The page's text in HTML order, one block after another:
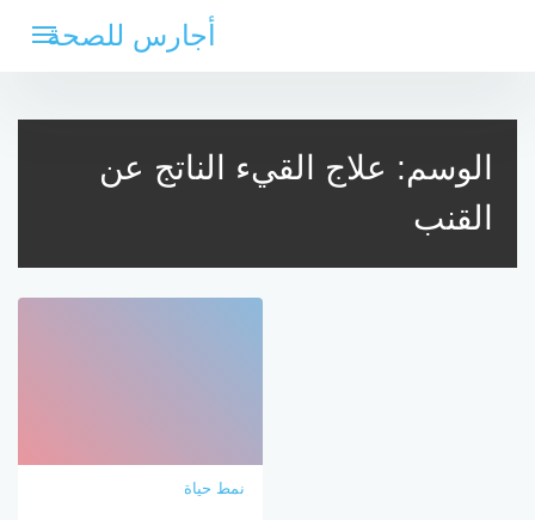
أجارس للصحة
الوسم: علاج القيء الناتج عن
القنب
نمط حياة